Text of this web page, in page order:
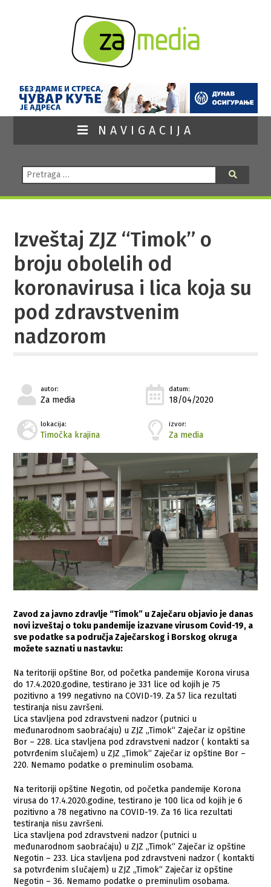
NAVIGACIJA
Pretraga:
Izveštaj ZJZ “Timok” o
broju obolelih od
koronavirusa i lica koja su
pod zdravstvenim
nadzorom
autor:
Za media
datum:
18/04/2020
lokacija:
Timočka krajina
izvor:
Za media
Zavod za javno zdravlje “Timok” u Zaječaru objavio je danas
novi izveštaj o toku pandemije izazvane virusom Covid-19, a
sve podatke sa područja Zaječarskog i Borskog okruga
možete saznati u nastavku:
Na teritoriji opštine Bor, od početka pandemije Korona virusa
do 17.4.2020.godine, testirano je 331 lice od kojih je 75
pozitivno a 199 negativno na COVID-19. Za 57 lica rezultati
testiranja nisu završeni.
Lica stavljena pod zdravstveni nadzor (putnici u
međunarodnom saobraćaju) u ZJZ „Timok“ Zaječar iz opštine
Bor – 228. Lica stavljena pod zdravstveni nadzor ( kontakti sa
potvrđenim slučajem) u ZJZ „Timok“ Zaječar iz opštine Bor –
220. Nemamo podatke o preminulim osobama.
Na teritoriji opštine Negotin, od početka pandemije Korona
virusa do 17.4.2020.godine, testirano je 100 lica od kojih je 6
pozitivno a 78 negativno na COVID-19. Za 16 lica rezultati
testiranja nisu završeni.
Lica stavljena pod zdravstveni nadzor (putnici u
međunarodnom saobraćaju) u ZJZ „Timok“ Zaječar iz opštine
Negotin – 233. Lica stavljena pod zdravstveni nadzor ( kontakti
sa potvrđenim slučajem) u ZJZ „Timok“ Zaječar iz opštine
Negotin – 36. Nemamo podatke o preminulim osobama.